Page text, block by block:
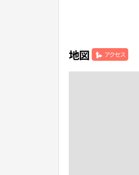
地図 アクセス